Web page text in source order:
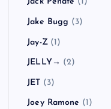
Jake Bugg (3)
Jay-Z(1)
JELLY→ (2)
JET (3)
Joey Ramone (1)